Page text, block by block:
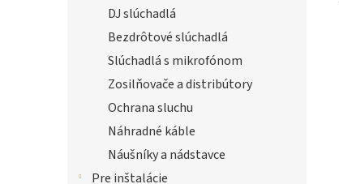
DJ slúchadlá
Bezdrôtové slúchadlá
Slúchadlá s mikrofónom
Zosilňovače a distribútory
Ochrana sluchu
Náhradné káble
Náušníky a nádstavce
Pre inštalácie